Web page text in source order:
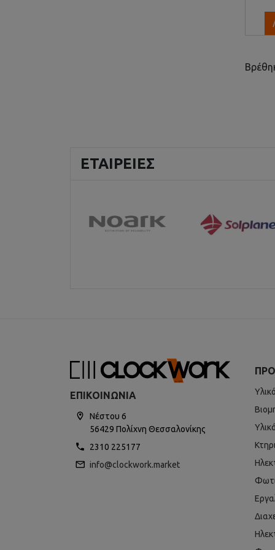
ΕΤΑΙΡΕΊΕΣ
ΕΠΙΚΟΙΝΩΝΊΑ
Νέστου 6
56429 Πολίχνη Θεσσαλονίκης
2310 225177
info@clockwork.market